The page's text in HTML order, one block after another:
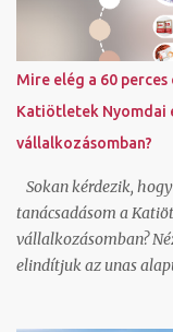
bizalommal, ha
konzultációs
)
Mire elég a 60
Katiötletek Nyomdai
vállalkozásomban?
Sokan kérdezik,
tanácsadásom a
vállalkozásomban?
elindítjuk az unas